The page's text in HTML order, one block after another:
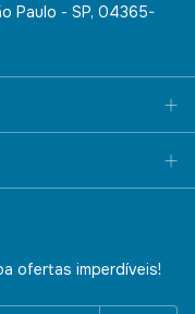
Paulo - SP, 04365-
ofertas imperdíveis!